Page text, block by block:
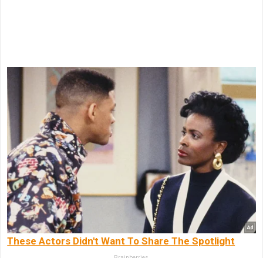
These Actors Didn't Want To Share The Spotlight